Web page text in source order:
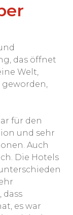
das öffnet
Welt,
geworden,
für den
und sehr
Auch
Die Hotels
dass
es war